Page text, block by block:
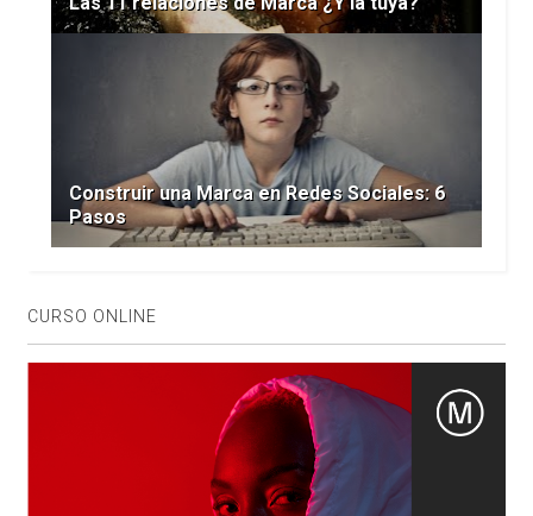
Construir una Marca en Redes Sociales: 6
Pasos
CURSO ONLINE